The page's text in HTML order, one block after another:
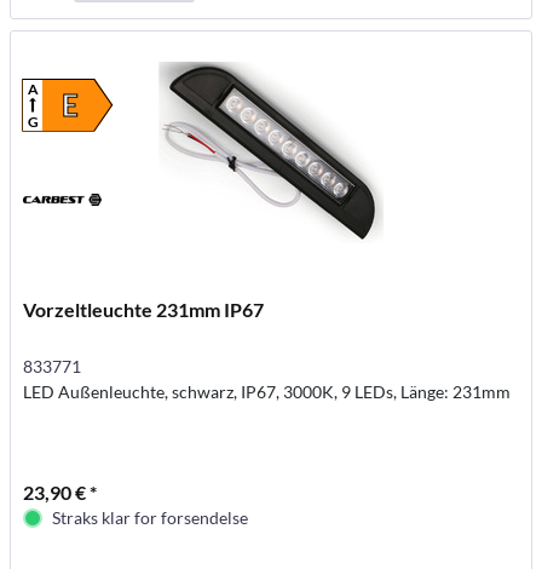
E
A
G
Vorzeltleuchte 231mm IP67
833771
LED Außenleuchte, schwarz, IP67, 3000K, 9 LEDs, Länge: 231mm
23,90 € *
Straks klar for forsendelse